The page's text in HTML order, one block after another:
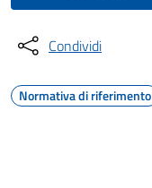
Condividi
Normativa di riferimento